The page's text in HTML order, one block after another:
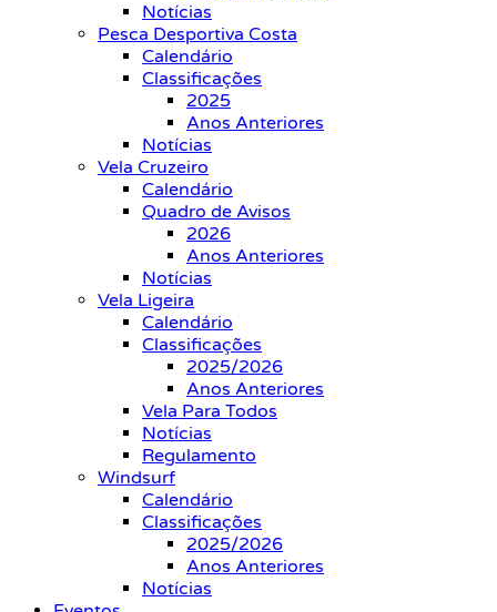
Notícias
Pesca Desportiva Costa
Calendário
Classificações
2025
Anos Anteriores
Notícias
Vela Cruzeiro
Calendário
Quadro de Avisos
2026
Anos Anteriores
Notícias
Vela Ligeira
Calendário
Classificações
2025/2026
Anos Anteriores
Vela Para Todos
Notícias
Regulamento
Windsurf
Calendário
Classificações
2025/2026
Anos Anteriores
Notícias